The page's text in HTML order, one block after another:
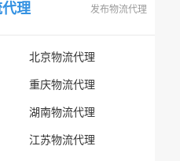
理 发布物流代理
北京物流代理
重庆物流代理
湖南物流代理
江苏物流代理